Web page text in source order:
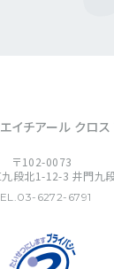
イチアール クロス
〒102-0073
段北1-12-3 井門九
6272-6791